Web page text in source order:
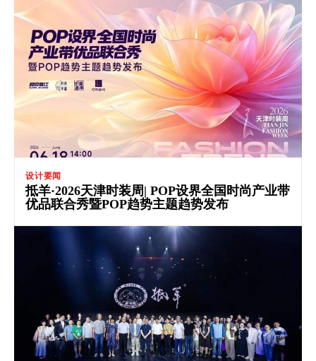
设计要闻
抵羊·2026天津时装周| POP设界全国时尚产业带
优品联合秀暨POP趋势主题趋势发布